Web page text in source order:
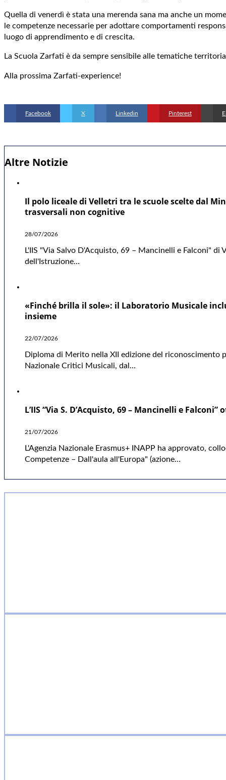
Altre Notizie
Il polo liceale di Velletri tra le scuole scelte dal
trasversali non cognitive
28/07/2026
L'IIS "Via Salvo D'Acquisto, 69 – Mancinelli e Falconi"
dell'Istruzione…
«Finché brilla il sole»: il Laboratorio Musicale
insieme
22/07/2026
Diploma di Merito nella XII edizione del
Nazionale Critici Musicali, dal…
L’IIS “Via S. D’Acquisto, 69 – Mancinelli e
21/07/2026
L'Agenzia Nazionale Erasmus+ INAPP ha approvato,
Competenze – Dall'aula all'Europa" (azione…
Quella di venerdì è stata una merenda sana ma anche un
le competenze necessarie per adottare comportamenti
luogo di apprendimento e di crescita.
La Scuola Zarfati è da sempre sensibile alle tematiche
Alla prossima Zarfati-experience!
Facebook X Linkedin Pinterest